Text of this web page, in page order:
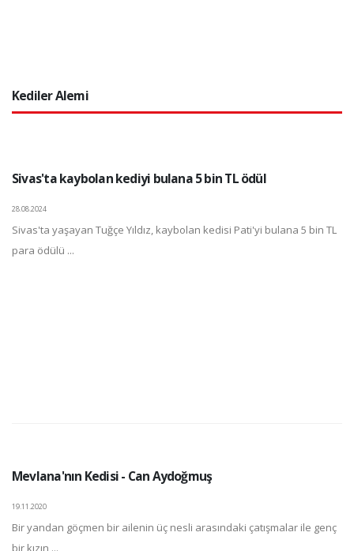
Kediler Alemi
Sivas'ta kaybolan kediyi bulana 5 bin TL ödül
28.08.2024
Sivas'ta yaşayan Tuğçe Yıldız, kaybolan kedisi Pati'yi bulana 5 bin TL
para ödülü ...
Mevlana'nın Kedisi - Can Aydoğmuş
19.11.2020
Bir yandan göçmen bir ailenin üç nesli arasındaki çatışmalar ile genç
bir kızın ...